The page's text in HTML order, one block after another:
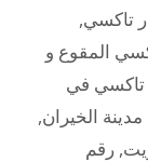
تاكسي,
المقوع و
تاكسي في
الخيران,
, رقم